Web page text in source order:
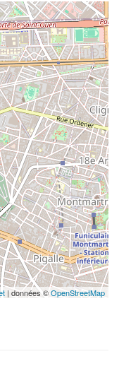
| données ©OpenStreetMap